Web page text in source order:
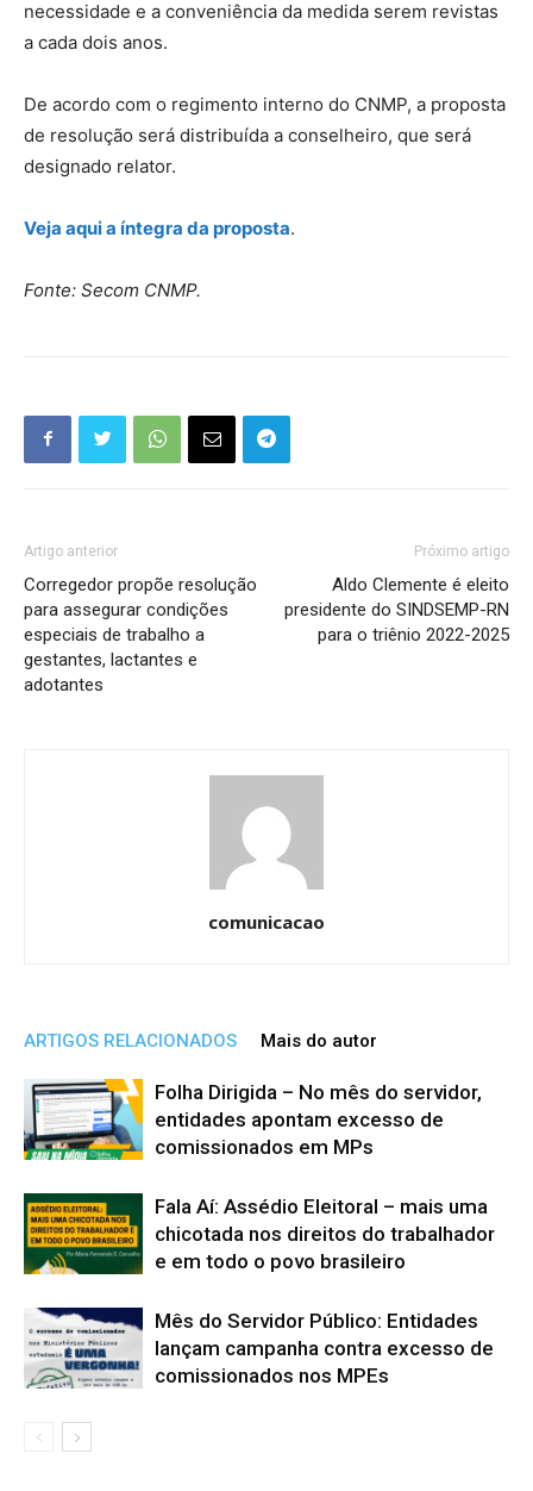
necessidade e a conveniência da medida serem revistas
a cada dois anos.
De acordo com o regimento interno do CNMP, a proposta
de resolução será distribuída a conselheiro, que será
designado relator.
Veja aqui a íntegra da proposta.
Fonte: Secom CNMP.
Artigo anterior
Corregedor propõe resolução
para assegurar condições
especiais de trabalho a
gestantes, lactantes e
adotantes
Próximo artigo
Aldo Clemente é eleito
presidente do SINDSEMP-RN
para o triênio 2022-2025
comunicacao
ARTIGOS RELACIONADOS Mais do autor
Folha Dirigida – No mês do servidor,
entidades apontam excesso de
comissionados em MPs
Fala Aí: Assédio Eleitoral – mais uma
chicotada nos direitos do trabalhador
e em todo o povo brasileiro
Mês do Servidor Público: Entidades
lançam campanha contra excesso de
comissionados nos MPEs